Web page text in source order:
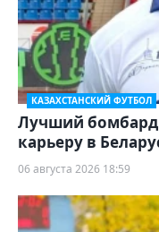
КАЗАХСТАНСКИЙ ФУТБОЛ
Лучший
карьеру в
06 августа 2026 18:59